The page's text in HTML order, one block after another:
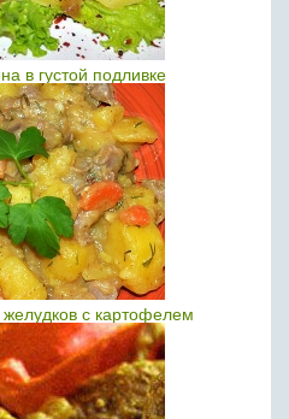
в густой подливке
с картофелем